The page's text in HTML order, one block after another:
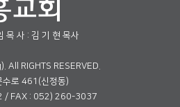
목 사 : 김 기 현 목사
All RIGHTS RESERVED.
로 461(신정동)
/ FAX : 052) 260-3037